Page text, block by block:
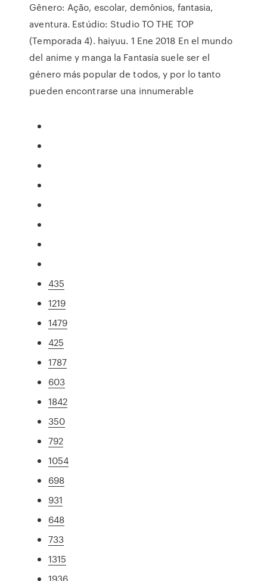
Gênero: Ação, escolar, demônios, fantasia,
aventura. Estúdio: Studio TO THE TOP
(Temporada 4). haiyuu. 1 Ene 2018 En el mundo
del anime y manga la Fantasía suele ser el
género más popular de todos, y por lo tanto
pueden encontrarse una innumerable
435
1219
1479
425
1787
603
1842
350
792
1054
698
931
648
733
1315
1936